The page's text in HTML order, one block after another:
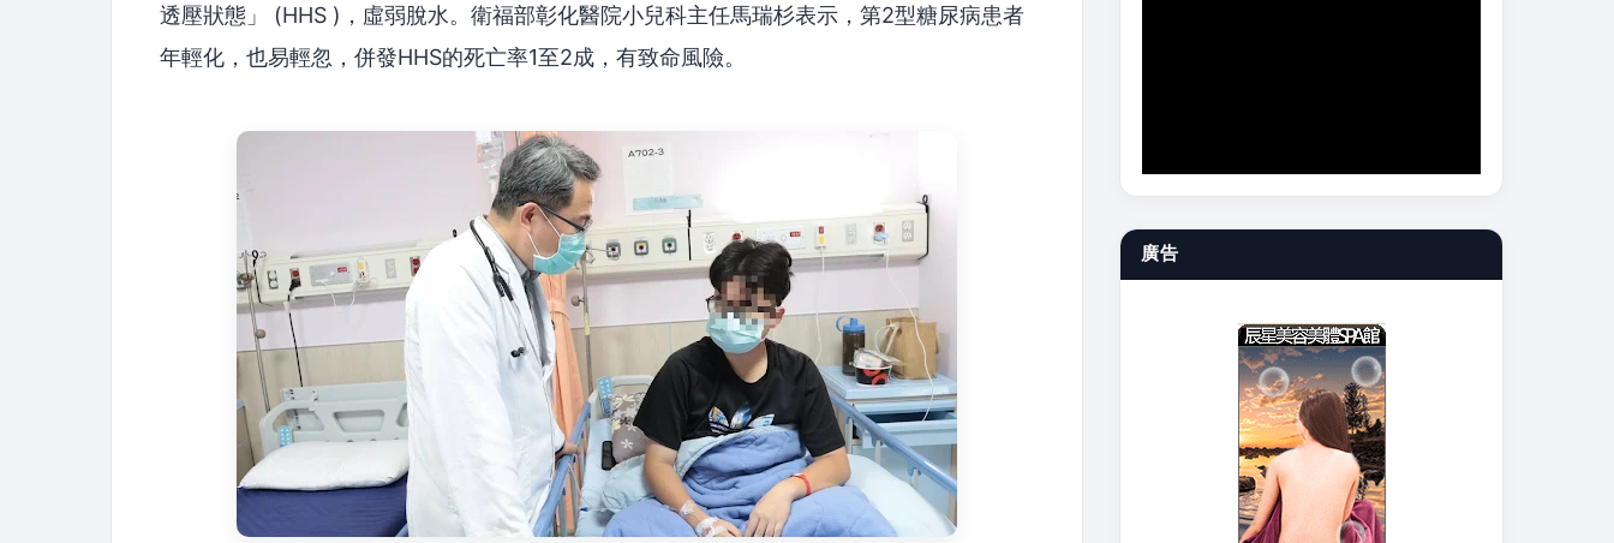
透壓狀態」 (HHS )，虛弱脫水。衛福部彰化醫院小兒科主任馬瑞杉表示，第2型糖尿病患者
年輕化，也易輕忽，併發HHS的死亡率1至2成，有致命風險。
廣告